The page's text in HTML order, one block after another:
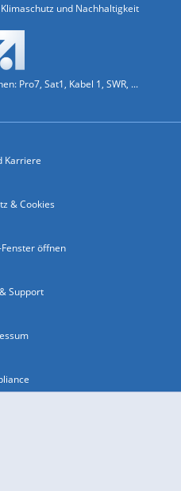
und Nachhaltigkeit
Pro7, Sat1, Kabel 1, SWR, ...
Karriere
& Cookies
öffnen
Support